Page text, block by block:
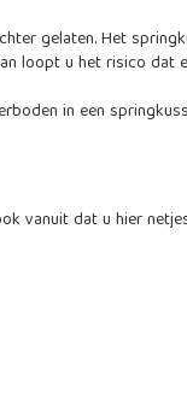
gelaten. Het
loopt u het risico dat
in een
vanuit dat u hier